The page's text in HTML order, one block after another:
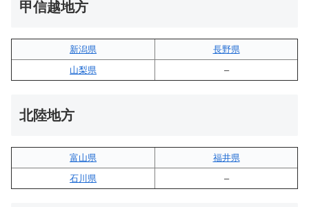
甲信越地方
新潟県
長野県
山梨県
–
北陸地方
富山県
福井県
石川県
–